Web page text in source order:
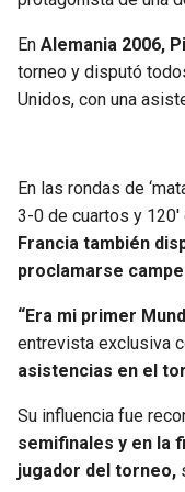
En Alemania 2006,
torneo y disputó
Unidos, con una
En las rondas de
3-0 de cuartos y
Francia también
proclamarse
“Era mi primer
entrevista exclusiva
asistencias en el
Su influencia fue
semifinales y en la
jugador del torneo,